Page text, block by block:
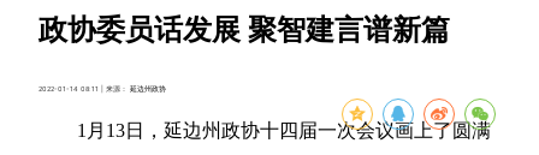
政协委员话发展 聚智建言谱新篇
2022-01-14 08:11 | 来源：延边州政协
1月13日，延边州政协十四届一次会议画上了圆满